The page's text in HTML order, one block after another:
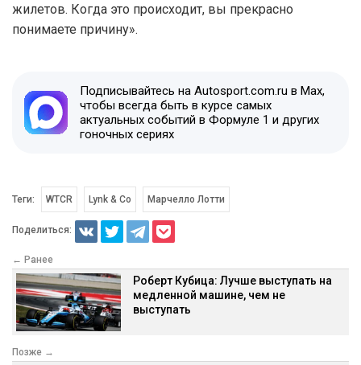
жилетов. Когда это происходит, вы прекрасно
понимаете причину».
Подписывайтесь на Autosport.com.ru в Max,
чтобы всегда быть в курсе самых
актуальных событий в Формуле 1 и других
гоночных сериях
Теги: WTCR Lynk & Co Марчелло Лотти
Поделиться:
← Ранее
Роберт Кубица: Лучше выступать на
медленной машине, чем не
выступать
Позже →